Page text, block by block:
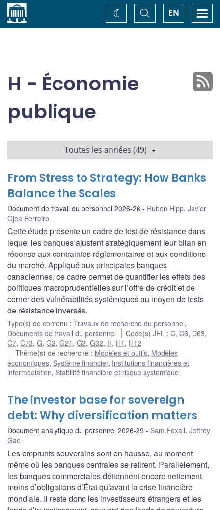
Accueil EN
Basculer
la
recherche
Changez
de
H - Économie
publique
Toutes les années (49)
From Stress to Strategy: How Banks
Balance the Scales
Document de travail du personnel 2026-26 Ruben Hipp, Javier
Ojea Ferreiro
Cette étude présente un cadre de test de résistance dans
lequel les banques ajustent stratégiquement leur bilan en
réponse aux contraintes réglementaires et aux conditions
du marché. Appliqué aux principales banques
canadiennes, ce cadre permet de quantifier les effets des
politiques macroprudentielles sur l’offre de crédit et de
cerner des vulnérabilités systémiques au moyen de tests
de résistance inversés.
Type(s) de contenu : Travaux de recherche du personnel,
Documents de travail du personnel
Code(s) JEL :C,C6,C63,
C7, C73, G, G2, G21 , G3, G32, H, H1 , H12
Thème(s) de recherche : Modèles et outils, Modèles
économiques, Système financier, Institutions financières et
intermédiation, Stabilité financière et risque systémique
The investor base for sovereign
debt: Why diversification matters
Document analytique du personnel 2026-29 Sam Foxall, Jeffrey
Gao
Les emprunts souverains sont en hausse, au moment
même où les banques centrales se retirent. Parallèlement,
les banques commerciales détiennent encore nettement
moins d’obligations d’État qu’avant la crise financière
mondiale. Il reste donc les investisseurs étrangers et les